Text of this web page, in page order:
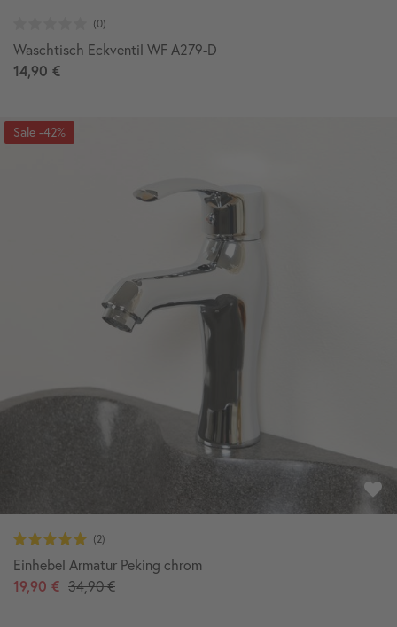
Waschtisch Eckventil WF A279-D
14,90 €
-42%
Einhebel Armatur Peking chrom
19,90 € 34,90 €